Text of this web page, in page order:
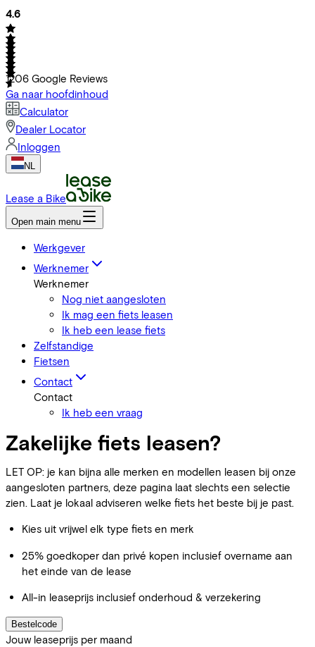
4.6
1206 Google Reviews
Ga naar hoofdinhoud
Calculator
Dealer Locator
Inloggen
NL
Lease a Bike
Open main menu
Werkgever
Werknemer
Werknemer
Nog niet aangesloten
Ik mag een fiets leasen
Ik heb een lease fiets
Zelfstandige
Fietsen
Contact
Contact
Ik heb een vraag
Zakelijke fiets leasen?
LET OP: je kan bijna alle merken en modellen leasen bij onze
aangesloten partners, deze pagina laat slechts een selectie
zien. Laat je lokaal adviseren welke fiets het beste bij je past.
Kies uit vrijwel elk type fiets en merk
25% goedkoper dan privé kopen inclusief overname aan
het einde van de lease
All-in leaseprijs inclusief onderhoud & verzekering
Bestelcode
Jouw leaseprijs per maand